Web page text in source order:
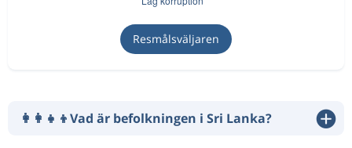
Resmålsväljaren
👩‍👩‍👧‍👦Vad är befolkningen i Sri Lanka?